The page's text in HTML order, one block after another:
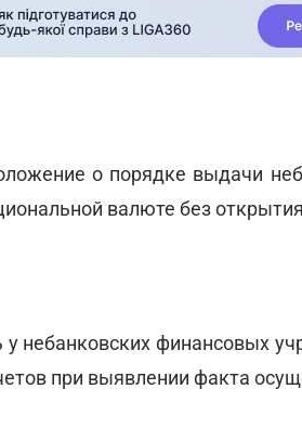
о порядке выдачи
валюте без
небанковских финансовых
при выявлении факта